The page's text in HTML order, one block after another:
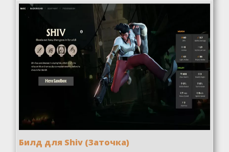
Билд для Shiv (Заточка)